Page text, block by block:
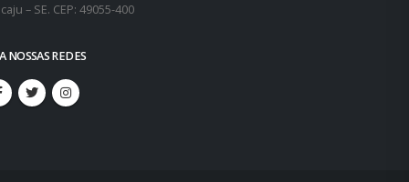
– SE. CEP: 49055-400
NOSSAS REDES